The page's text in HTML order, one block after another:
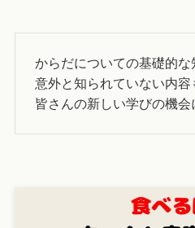
からだについての基礎的な
意外と知られていない内容
皆さんの新しい学びの機会